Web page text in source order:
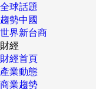
全球話題
趨勢中國
世界新台商
財經
財經首頁
產業動態
商業趨勢